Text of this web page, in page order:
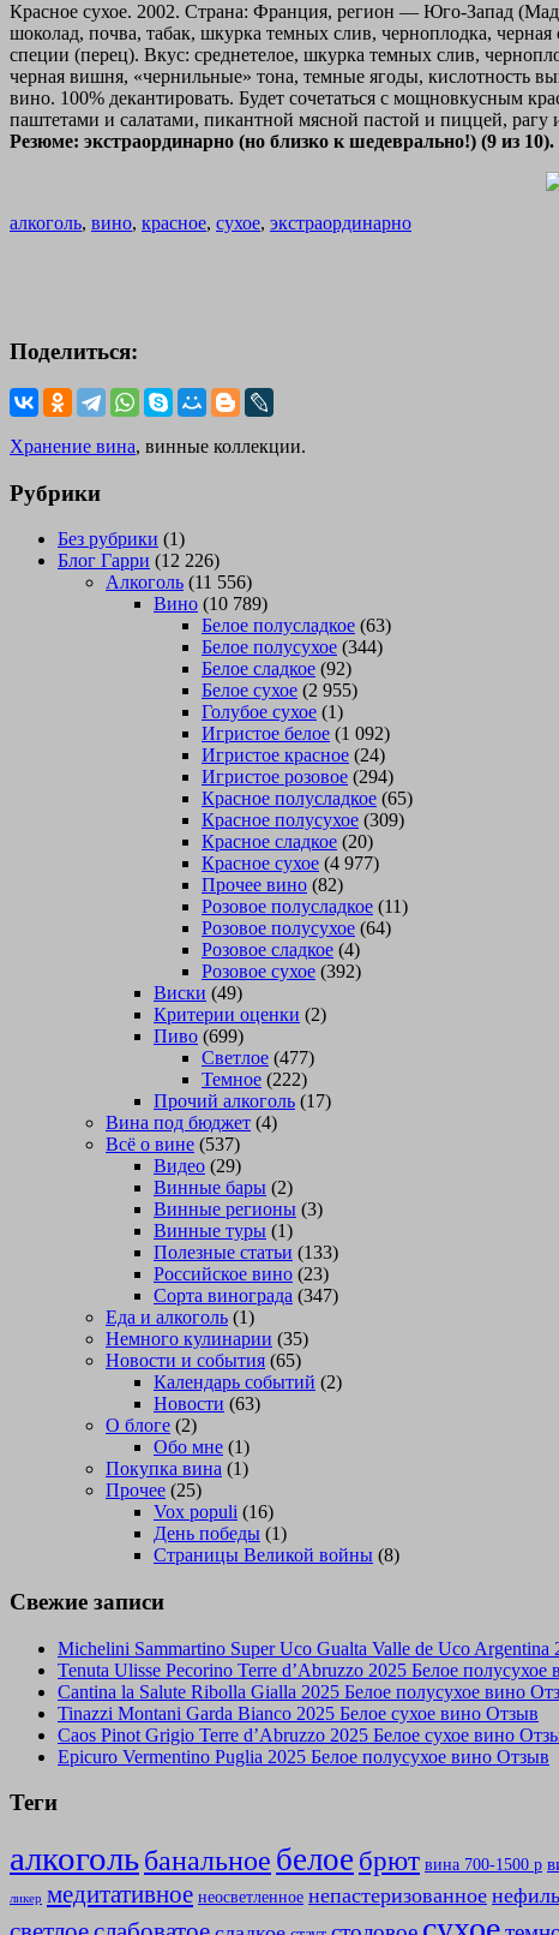
Красное сухое. 2002. Страна: Франция, регион — Юго-Запад
шоколад, почва, табак, шкурка темных слив, черноплодка,
специи (перец). Вкус: среднетелое, шкурка темных слив,
черная вишня, «чернильные» тона, темные ягоды, кислотность
вино. 100% декантировать. Будет сочетаться с
паштетами и салатами, пикантной мясной пастой и пиццей, рагу
Резюме: экстраординарно (но близко к шедеврально!) (9 из 10).
алкоголь, вино, красное, сухое, экстраординарно
Поделиться:
Хранение вина, винные коллекции.
Рубрики
Без рубрики (1)
Блог Гарри (12 226)
Алкоголь (11 556)
Вино (10 789)
Белое полусладкое (63)
Белое полусухое (344)
Белое сладкое (92)
Белое сухое (2 955)
Голубое сухое (1)
Игристое белое (1 092)
Игристое красное (24)
Игристое розовое (294)
Красное полусладкое (65)
Красное полусухое (309)
Красное сладкое (20)
Красное сухое (4 977)
Прочее вино (82)
Розовое полусладкое (11)
Розовое полусухое (64)
Розовое сладкое (4)
Розовое сухое (392)
Виски (49)
Критерии оценки (2)
Пиво (699)
Светлое (477)
Темное (222)
Прочий алкоголь (17)
Вина под бюджет (4)
Всё о вине (537)
Видео (29)
Винные бары (2)
Винные регионы (3)
Винные туры (1)
Полезные статьи (133)
Российское вино (23)
Сорта винограда (347)
Еда и алкоголь (1)
Немного кулинарии (35)
Новости и события (65)
Календарь событий (2)
Новости (63)
О блоге (2)
Обо мне (1)
Покупка вина (1)
Прочее (25)
Vox populi (16)
День победы (1)
Страницы Великой войны (8)
Свежие записи
Michelini Sammartino Super Uco Gualta Valle de Uco
Tenuta Ulisse Pecorino Terre d’Abruzzo 2025 Белое полусухое
Cantina la Salute Ribolla Gialla 2025 Белое полусухое вино
Tinazzi Montani Garda Bianco 2025 Белое сухое вино Отзыв
Caos Pinot Grigio Terre d’Abruzzo 2025 Белое сухое вино
Epicuro Vermentino Puglia 2025 Белое полусухое вино Отзыв
Теги
алкогольбанальное белое брют вина 700-1500 р
ликер медитативное неосветленное непастеризованное